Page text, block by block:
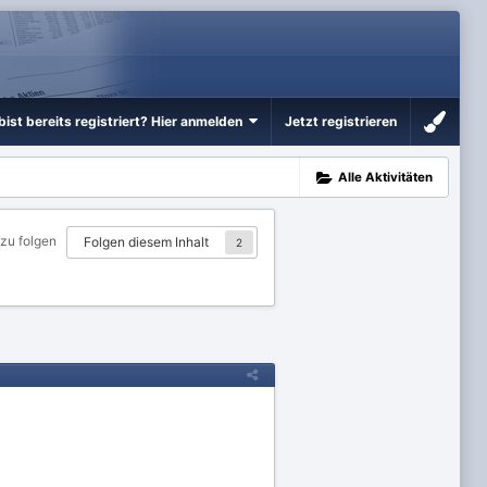
bereits registriert? Hier anmelden Jetzt registrieren
Alle Aktivitäten
folgen Folgen diesem Inhalt 2